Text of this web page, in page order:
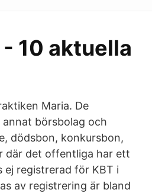
10 aktuella
Maria. De
börsbolag och
dödsbon, konkursbon,
där det offentliga har ett
ej registrerad för KBT i
av registrering är bland